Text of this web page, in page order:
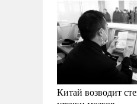
Китай возводит